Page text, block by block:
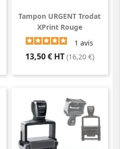
Tampon URGENT Trodat
XPrint Rouge
1avis
Prix
13,50 € HT (16,20 €)